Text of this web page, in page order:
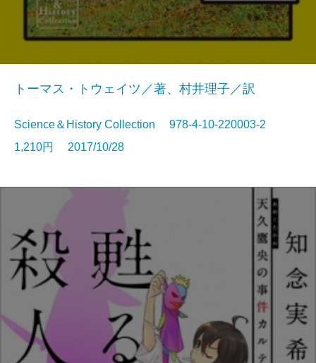
トーマス・トウェイツ／著、村井理子／訳
Science＆History Collection 978-4-10-220003-2
1,210円 2017/10/28